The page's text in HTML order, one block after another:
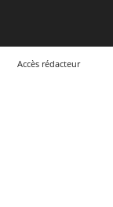
Accès rédacteur